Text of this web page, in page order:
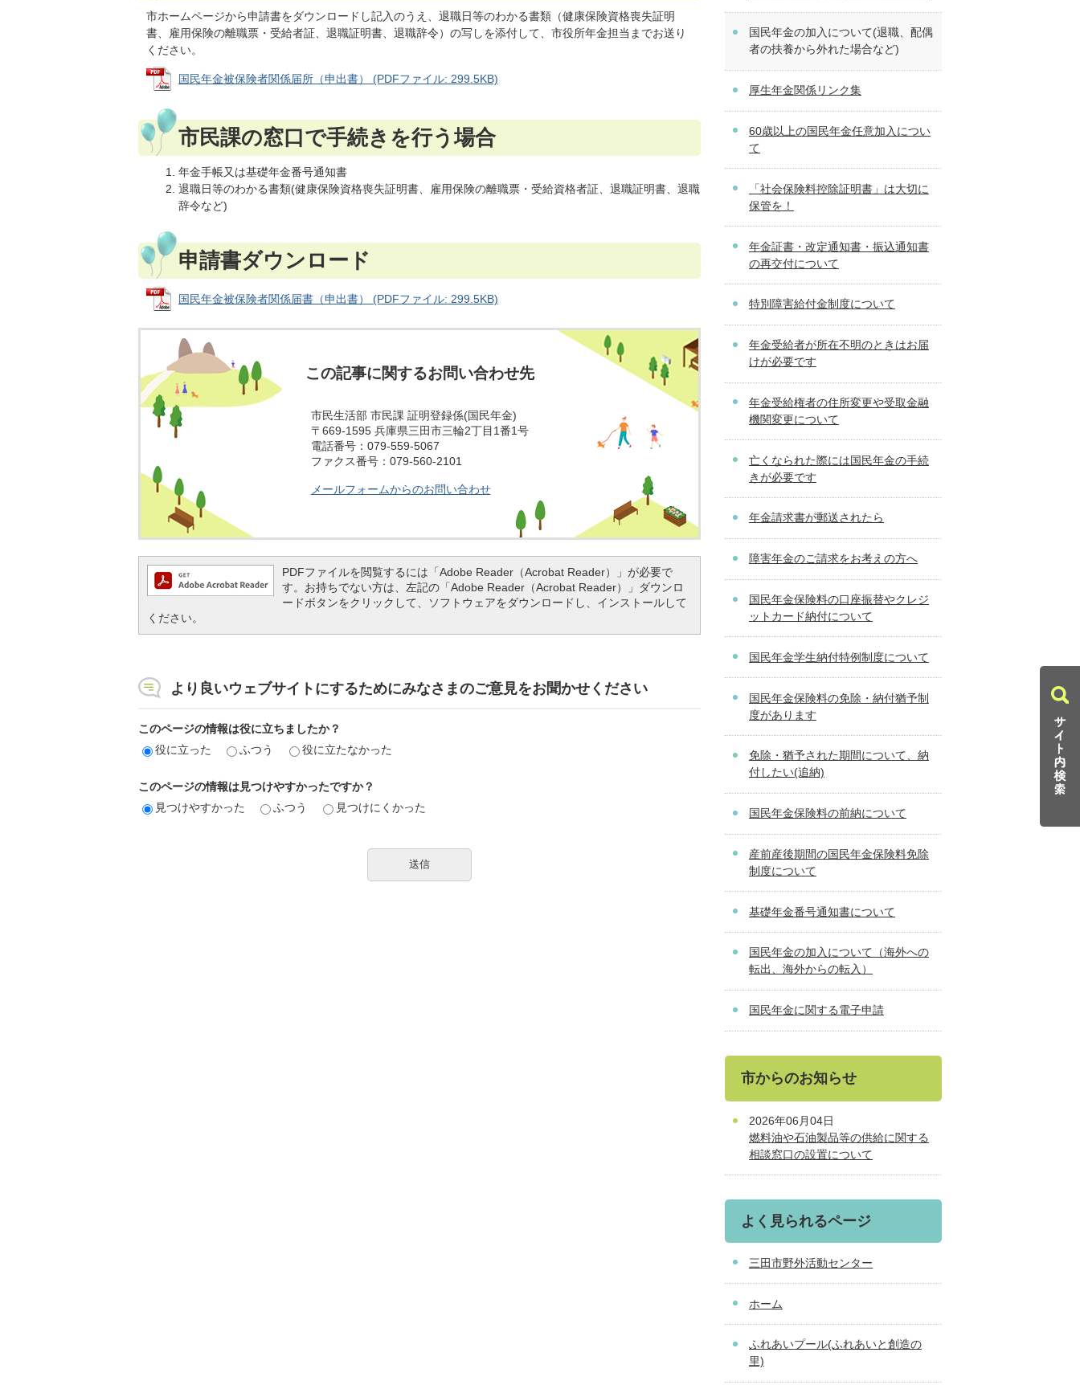
市ホームページから申請書をダウンロードし記入のうえ、退職日等のわかる書類（健康保険資格喪失証明
書、雇用保険の離職票・受給者証、退職証明書、退職辞令）の写しを添付して、市役所年金担当までお送り
ください。
国民年金被保険者関係届所（申出書） (PDFファイル: 299.5KB)
市民課の窓口で手続きを行う場合
年金手帳又は基礎年金番号通知書
退職日等のわかる書類(健康保険資格喪失証明書、雇用保険の離職票・受給資格者証、退職証明書、退職
辞令など)
申請書ダウンロード
国民年金被保険者関係届書（申出書） (PDFファイル: 299.5KB)
この記事に関するお問い合わせ先
市民生活部 市民課 証明登録係(国民年金)
〒669-1595 兵庫県三田市三輪2丁目1番1号
電話番号：079-559-5067
ファクス番号：079-560-2101
メールフォームからのお問い合わせ
PDFファイルを閲覧するには「Adobe Reader（Acrobat Reader）」が必要で
す。お持ちでない方は、左記の「Adobe Reader（Acrobat Reader）」ダウンロ
ードボタンをクリックして、ソフトウェアをダウンロードし、インストールして
ください。
より良いウェブサイトにするためにみなさまのご意見をお聞かせください
このページの情報は役に立ちましたか？
役に立った
ふつう 役に立たなかった
このページの情報は見つけやすかったですか？
見つけやすかった
ふつう 見つけにくかった
国民年金の加入について(退職、配偶
者の扶養から外れた場合など)
厚生年金関係リンク集
60歳以上の国民年金任意加入につい
て
「社会保険料控除証明書」は大切に
保管を！
年金証書・改定通知書・振込通知書
の再交付について
特別障害給付金制度について
年金受給者が所在不明のときはお届
けが必要です
年金受給権者の住所変更や受取金融
機関変更について
亡くなられた際には国民年金の手続
きが必要です
年金請求書が郵送されたら
障害年金のご請求をお考えの方へ
国民年金保険料の口座振替やクレジ
ットカード納付について
国民年金学生納付特例制度について
国民年金保険料の免除・納付猶予制
度があります
免除・猶予された期間について、納
付したい(追納)
国民年金保険料の前納について
産前産後期間の国民年金保険料免除
制度について
基礎年金番号通知書について
国民年金の加入について（海外への
転出、海外からの転入）
国民年金に関する電子申請
市からのお知らせ
2026年06月04日
燃料油や石油製品等の供給に関する
相談窓口の設置について
よく見られるページ
三田市野外活動センター
ホーム
ふれあいプール(ふれあいと創造の
里)